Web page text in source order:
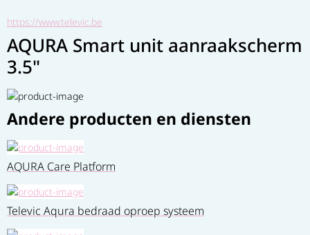
https://www.televic.be
AQURA Smart unit aanraakscherm
3.5"
Andere producten en diensten
AQURA Care Platform
Televic Aqura bedraad oproep systeem